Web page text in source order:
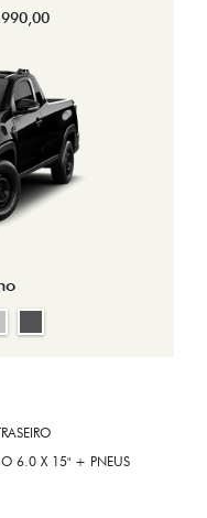
6.0 X 15" + PNEUS